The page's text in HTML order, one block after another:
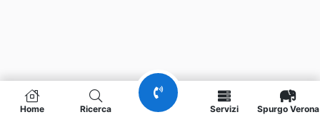
Home Ricerca Servizi Spurgo Verona